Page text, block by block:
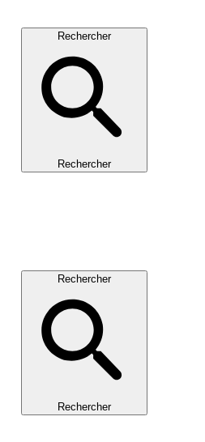
Rechercher
Rechercher
Rechercher
Rechercher